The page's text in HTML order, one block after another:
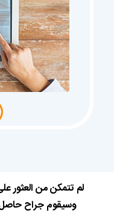
لم تتمكن من العثور
وسيقوم جراح